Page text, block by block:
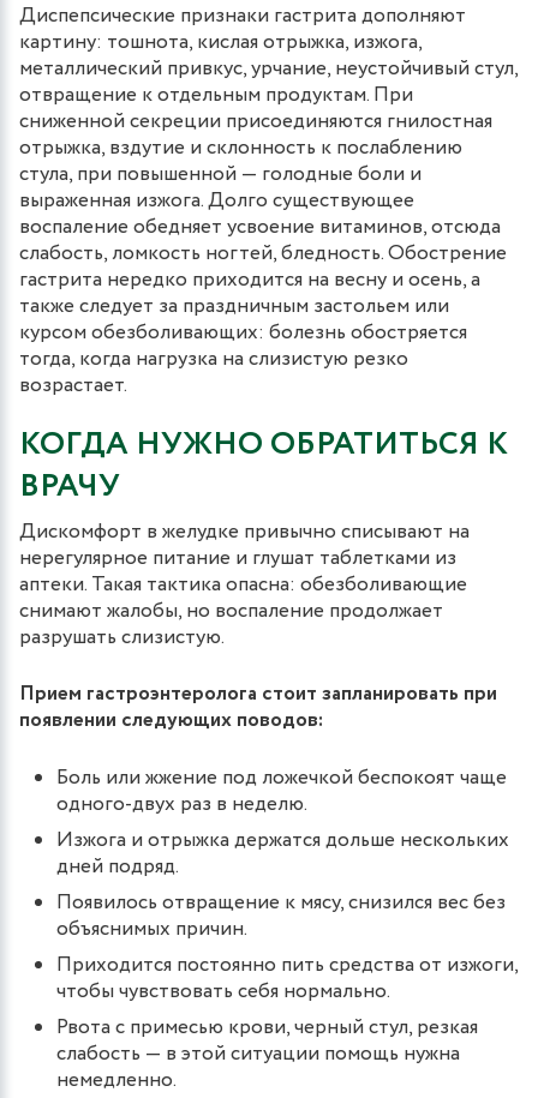
Диспепсические признаки гастрита дополняют
картину: тошнота, кислая отрыжка, изжога,
металлический привкус, урчание, неустойчивый стул,
отвращение к отдельным продуктам. При
сниженной секреции присоединяются гнилостная
отрыжка, вздутие и склонность к послаблению
стула, при повышенной — голодные боли и
выраженная изжога. Долго существующее
воспаление обедняет усвоение витаминов, отсюда
слабость, ломкость ногтей, бледность. Обострение
гастрита нередко приходится на весну и осень, а
также следует за праздничным застольем или
курсом обезболивающих: болезнь обостряется
тогда, когда нагрузка на слизистую резко
возрастает.
КОГДА НУЖНО ОБРАТИТЬСЯ К
ВРАЧУ
Дискомфорт в желудке привычно списывают на
нерегулярное питание и глушат таблетками из
аптеки. Такая тактика опасна: обезболивающие
снимают жалобы, но воспаление продолжает
разрушать слизистую.
Прием гастроэнтеролога стоит запланировать при
появлении следующих поводов:
Боль или жжение под ложечкой беспокоят чаще
одного-двух раз в неделю.
Изжога и отрыжка держатся дольше нескольких
дней подряд.
Появилось отвращение к мясу, снизился вес без
объяснимых причин.
Приходится постоянно пить средства от изжоги,
чтобы чувствовать себя нормально.
Рвота с примесью крови, черный стул, резкая
слабость — в этой ситуации помощь нужна
немедленно.